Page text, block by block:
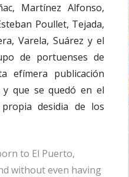
Martínez Alfonso,
Poullet, Tejada,
Varela, Suárez y el
de portuenses de
efímera publicación
y que se quedó en el
desidia de los
to El Puerto,
without even having